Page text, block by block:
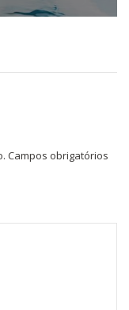
Campos obrigatórios